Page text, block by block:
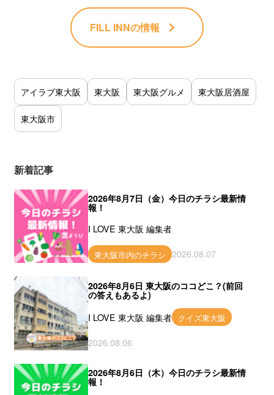
FILL INNの情報
アイラブ東大阪 東大阪 東大阪グルメ 東大阪居酒屋
東大阪市
新着記事
2026年8月7日（金）今日のチラシ最新情
報！
I LOVE 東大阪 編集者
東大阪市内のチラシ 2026.08.07
2026年8月6日 東大阪のココどこ？(前回
の答えもあるよ)
I LOVE 東大阪 編集者 クイズ東大阪
2026.08.06
2026年8月6日（木）今日のチラシ最新情
報！